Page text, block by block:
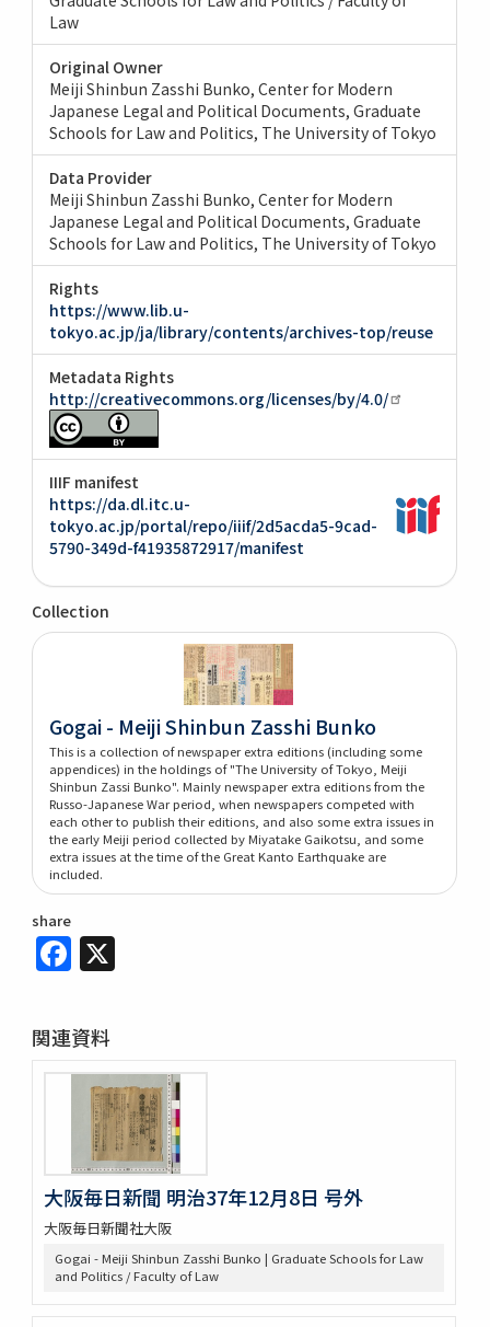
Law
Original Owner
Meiji Shinbun Zasshi Bunko, Center for Modern
Japanese Legal and Political Documents, Graduate
Schools for Law and Politics, The University of Tokyo
Data Provider
Meiji Shinbun Zasshi Bunko, Center for Modern
Japanese Legal and Political Documents, Graduate
Schools for Law and Politics, The University of Tokyo
Rights
https://www.lib.u-
tokyo.ac.jp/ja/library/contents/archives-top/reuse
Metadata Rights
http://creativecommons.org/licenses/by/4.0/
IIIF manifest
https://da.dl.itc.u-
tokyo.ac.jp/portal/repo/iiif/2d5acda5-9cad-
5790-349d-f41935872917/manifest
Collection
Gogai - Meiji Shinbun Zasshi Bunko
This is a collection of newspaper extra editions (including some
appendices) in the holdings of "The University of Tokyo, Meiji
Shinbun Zassi Bunko". Mainly newspaper extra editions from the
Russo-Japanese War period, when newspapers competed with
each other to publish their editions, and also some extra issues in
the early Meiji period collected by Miyatake Gaikotsu, and some
extra issues at the time of the Great Kanto Earthquake are
included.
share
Facebook
関連資料
大阪毎日新聞 明治37年12月8日 号外
大阪毎日新聞社大阪
Gogai - Meiji Shinbun Zasshi Bunko | Graduate Schools for Law
and Politics / Faculty of Law